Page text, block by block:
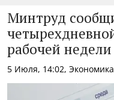
Минтруд
рабочей недели
5 Июля, 14:02, Экономика